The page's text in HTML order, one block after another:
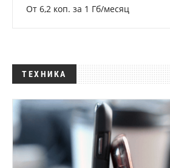
От 6,2 коп. за 1 Гб/месяц
ТЕХНИКА